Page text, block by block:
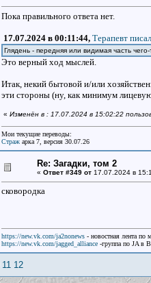
Пока правильного ответа нет.
17.07.2024 в 00:11:44, Терапевт
Глядень - передняя или видимая часть
Это верный ход мыслей.
Итак, некий бытовой и/или
эти стороны (ну, как минимум
« Изменён в : 17.07.2024 в 15:02:22
Мои текущие переводы:
Стражарка 7, версия 30.07.26
Re: Загадки, том 2
« Ответ #349 от17.07.2024 в
сковородка
https://new.vk.com/ja2nonews- новостная лента по
https://new.vk.com/jagged_alliance-группа по JA в
11 12